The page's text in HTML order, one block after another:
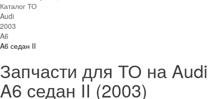
Каталог ТО
Audi
2003
A6
A6 седан II
Запчасти для ТО на Audi
A6 седан II (2003)